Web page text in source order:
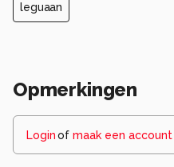
leguaan
Opmerkingen
Loginof maak een account